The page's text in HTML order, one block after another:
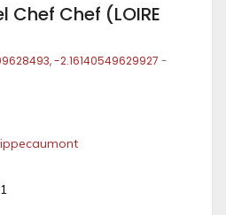
Chef Chef (LOIRE
-2.16140549629927 -